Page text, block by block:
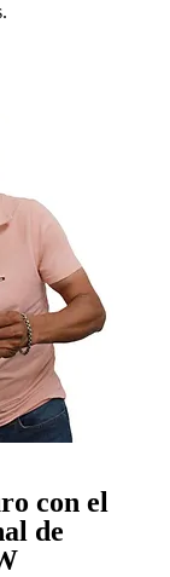
con el
de